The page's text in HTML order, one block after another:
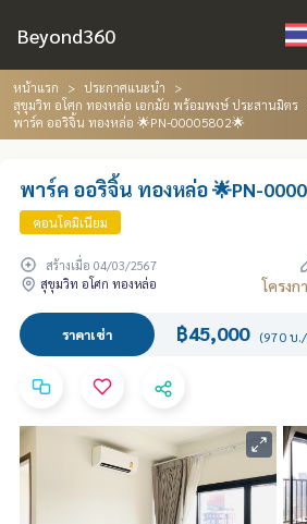
Beyond360
หน้าแรก
ประกาศแนะนำ
สุขุมวิท อโศก ทองหล่อ เอกมัย พร้อมพงษ์ ประสานมิตร
พาร์ค ออริจิ้น ทองหล่อ 🌟PN-00005802🌟
พาร์ค ออริจิ้น ทองหล่อ 🌟PN-
คอนโดมิเนียม
สร้างเมื่อ 04/03/2567
สุขุมวิท อโศก ทองหล่อ
โครง
ราคาเช่า ฿45,000 (970 บ